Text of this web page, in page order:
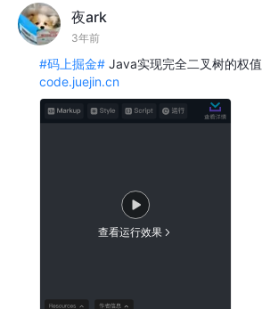
夜ark
3年前
#码上掘金# Java实现完全二叉树的权值
code.juejin.cn
查看运行效果